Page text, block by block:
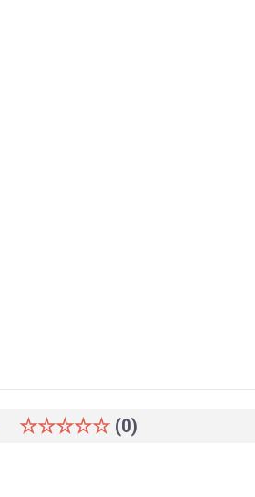
☆☆☆☆☆ (0)